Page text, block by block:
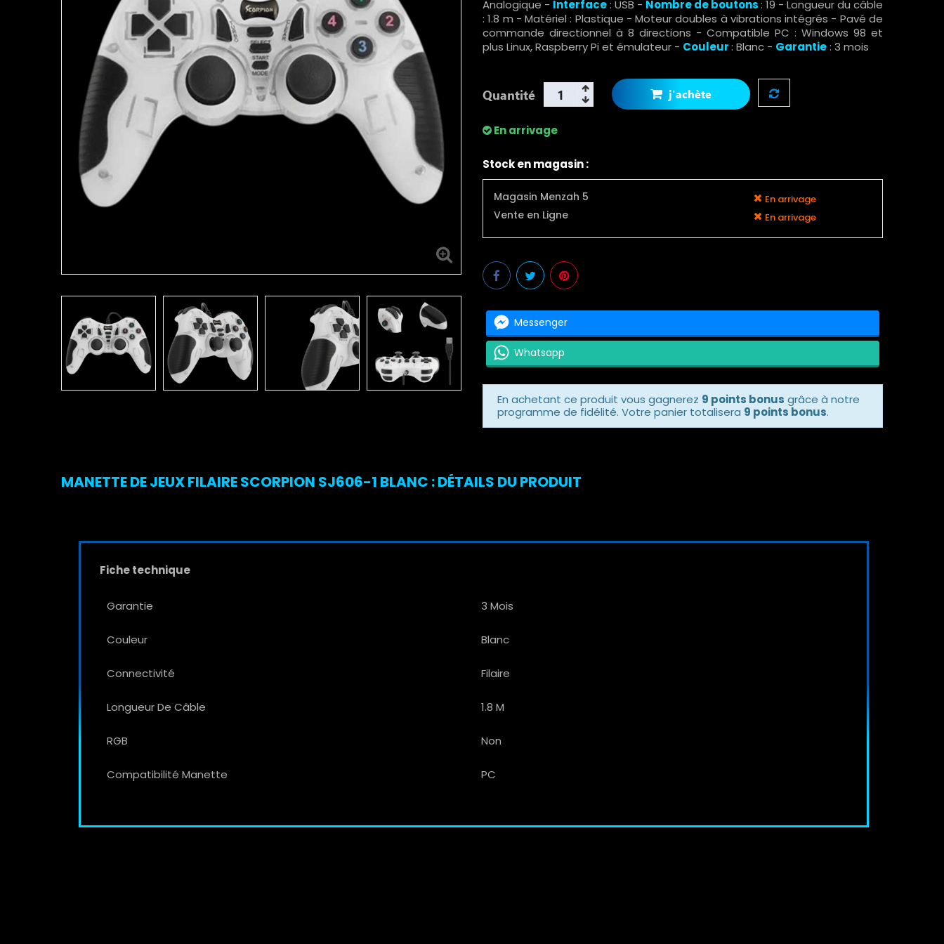
Analogique - Interface: USB - Nombre de boutons: 19 - Longueur du câble
: 1.8 m - Matériel : Plastique - Moteur doubles à vibrations intégrés - Pavé de
commande directionnel à 8 directions - Compatible PC : Windows 98 et
plus Linux, Raspberry Pi et émulateur - Couleur: Blanc - Garantie: 3 mois
Quantité j'achète
En arrivage
Stock en magasin :
Magasin Menzah 5 En arrivage
Vente en Ligne En arrivage
Messenger
Whatsapp
En achetant ce produit vous gagnerez 9 points bonus grâce à notre
programme de fidélité. Votre panier totalisera 9 points bonus.
MANETTE DE JEUX FILAIRE SCORPION SJ606-1 BLANC : DÉTAILS DU PRODUIT
Fiche technique
Garantie 3 Mois
Couleur Blanc
Connectivité Filaire
Longueur De Câble 1.8 M
RGB Non
Compatibilité Manette PC